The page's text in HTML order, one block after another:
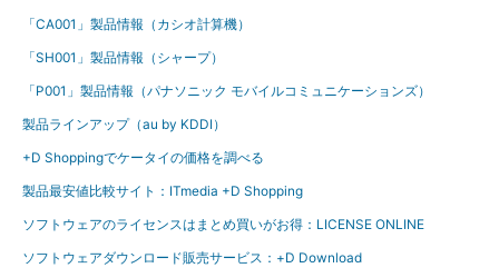
「CA001」製品情報（カシオ計算機）
「SH001」製品情報（シャープ）
「P001」製品情報（パナソニック モバイルコミュニケーションズ）
製品ラインアップ（au by KDDI）
+D Shoppingでケータイの価格を調べる
製品最安値比較サイト：ITmedia +D Shopping
ソフトウェアのライセンスはまとめ買いがお得：LICENSE ONLINE
ソフトウェアダウンロード販売サービス：+D Download